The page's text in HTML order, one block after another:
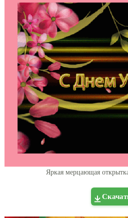
Яркая мерцающая